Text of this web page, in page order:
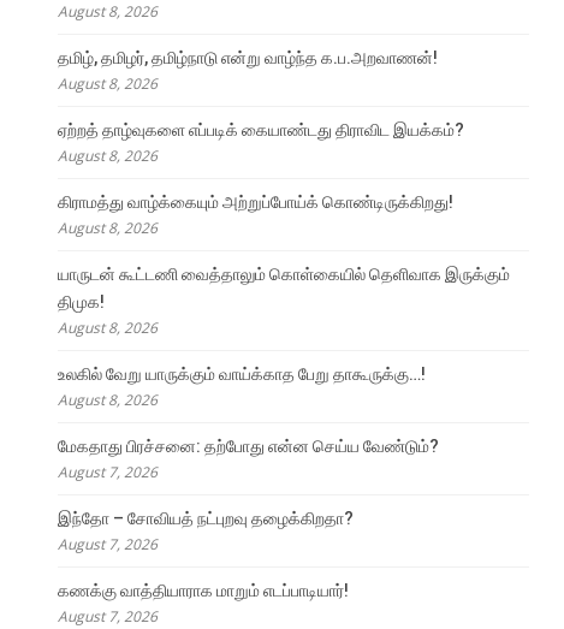
August 8, 2026
தமிழ், தமிழர், தமிழ்நாடு என்று வாழ்ந்த க.ப.அறவாணன்!
August 8, 2026
ஏற்றத் தாழ்வுகளை எப்படிக் கையாண்டது திராவிட இயக்கம்?
August 8, 2026
கிராமத்து வாழ்க்கையும் அற்றுப்போய்க் கொண்டிருக்கிறது!
August 8, 2026
யாருடன் கூட்டணி வைத்தாலும் கொள்கையில் தெளிவாக இருக்கும்
திமுக!
August 8, 2026
உலகில் வேறு யாருக்கும் வாய்க்காத பேறு தாகூருக்கு…!
August 8, 2026
மேகதாது பிரச்சனை: தற்போது என்ன செய்ய வேண்டும்?
August 7, 2026
இந்தோ – சோவியத் நட்புறவு தழைக்கிறதா?
August 7, 2026
கணக்கு வாத்தியாராக மாறும் எடப்பாடியார்!
August 7, 2026